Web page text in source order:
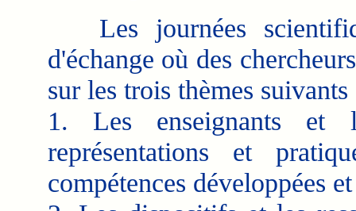
Les journées
d'échange où des
sur les trois thèmes suivants
1. Les enseignants et
représentations et
compétences développées